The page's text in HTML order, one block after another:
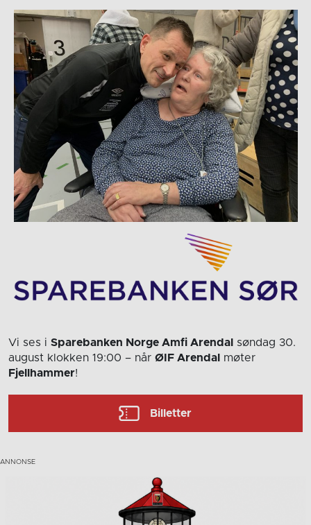
Vi ses i Sparebanken Norge Amfi Arendal
søndag 30.
august klokken 19:00 – når ØIF Arendal
møter
Fjellhammer!
Billetter